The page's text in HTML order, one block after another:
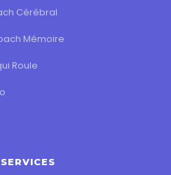
Cérébral
Mémoire
Roule